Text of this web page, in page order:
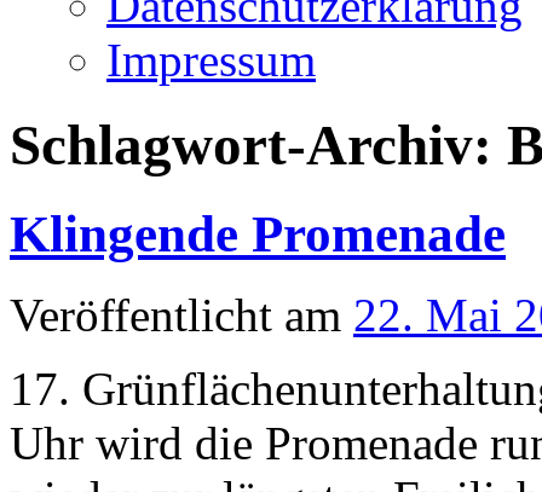
Impressum
Schlagwort-Archiv:
Klingende Promenade
Veröffentlicht am 22. Mai
17.
Uhr wird die Promenade